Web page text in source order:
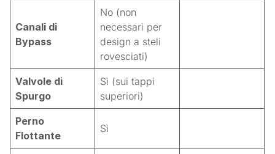
Canali di
Bypass
No (non
necessari per
design a steli
rovesciati)
Valvole di
Spurgo
Sì (sui tappi
superiori)
Perno
Flottante
Sì